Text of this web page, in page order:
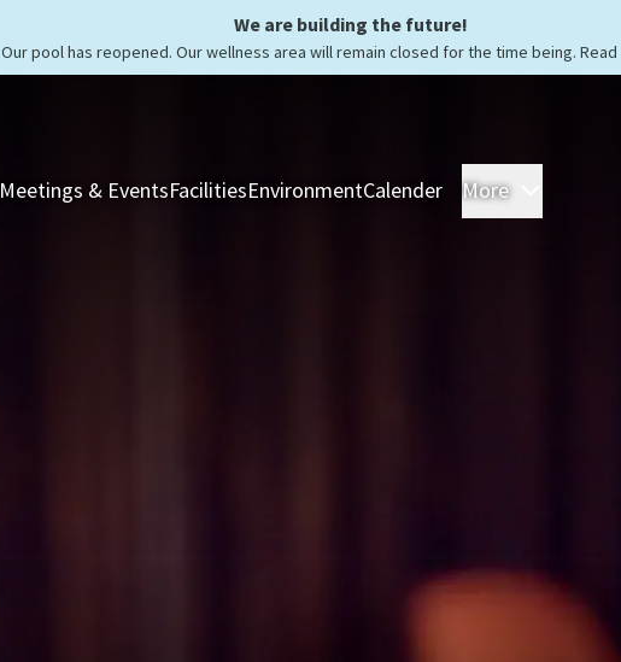
We are building the future!
Our pool has reopened. Our wellness area will remain closed for the time being.
Meetings & EventsFacilitiesEnvironmentCalender More